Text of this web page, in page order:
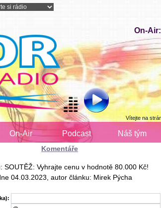
On-Air:
Vítejte na
On-Air Podcast Náš tým
Komentáře
SOUTĚŽ: Vyhrajte cenu v hodnotě 80.000 Kč!
04.03.2023, autor článku: Mirek Pýcha